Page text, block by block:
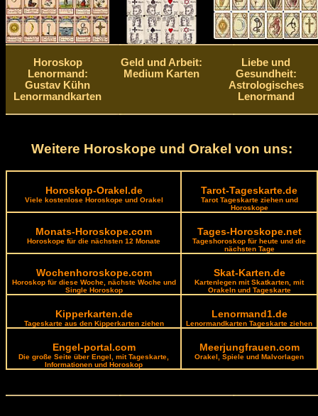
Horoskop
Lenormand:
Gustav Kühn
Lenormandkarten
Geld und Arbeit:
Medium Karten
Liebe und
Gesundheit:
Astrologisches
Lenormand
Weitere Horoskope und Orakel von uns:
Horoskop-Orakel.de
Viele kostenlose Horoskope und Orakel
Tarot-Tageskarte.de
Tarot Tageskarte ziehen und
Horoskope
Monats-Horoskope.com
Horoskope für die nächsten 12 Monate
Tages-Horoskope.net
Tageshoroskop für heute und die
nächsten Tage
Wochenhoroskope.com
Horoskop für diese Woche, nächste Woche und
Single Horoskop
Skat-Karten.de
Kartenlegen mit Skatkarten, mit
Orakeln und Tageskarte
Kipperkarten.de
Tageskarte aus den Kipperkarten ziehen
Lenormand1.de
Lenormandkarten Tageskarte ziehen
Engel-portal.com
Die große Seite über Engel, mit Tageskarte,
Informationen und Horoskop
Meerjungfrauen.com
Orakel, Spiele und Malvorlagen